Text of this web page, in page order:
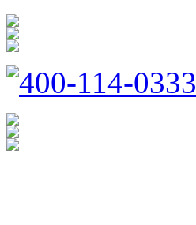
400-114-0333